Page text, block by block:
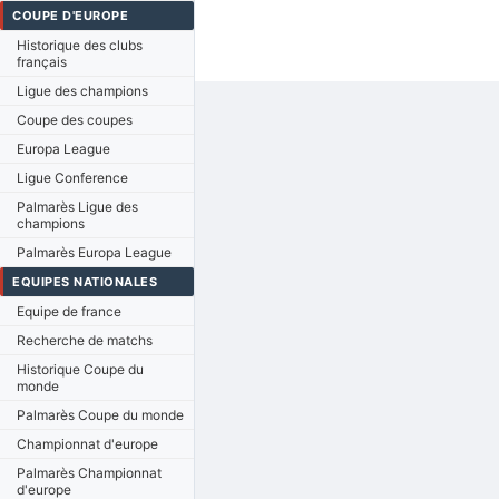
COUPE D'EUROPE
Historique des clubs
français
Ligue des champions
Coupe des coupes
Europa League
Ligue Conference
Palmarès Ligue des
champions
Palmarès Europa League
EQUIPES NATIONALES
Equipe de france
Recherche de matchs
Historique Coupe du
monde
Palmarès Coupe du monde
Championnat d'europe
Palmarès Championnat
d'europe